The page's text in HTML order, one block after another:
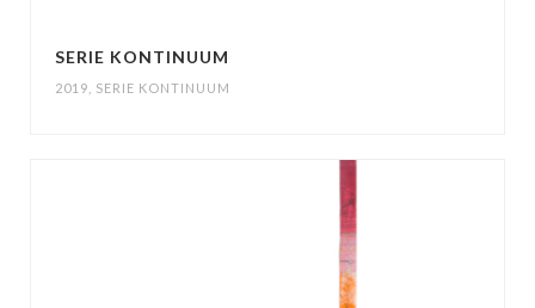
SERIE KONTINUUM
2019 SERIE KONTINUUM